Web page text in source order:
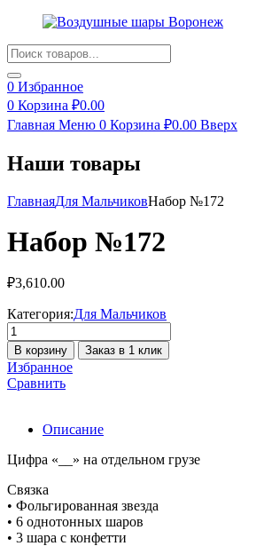
Products
search
0 Избранное
0 Корзина ₽0.00
Главная Меню 0 Корзина ₽0.00 Вверх
Наши товары
ГлавнаяДля МальчиковНабор №172
Набор №172
₽3,610.00
Категория:Для Мальчиков
Количество
товара
Набор
№172
В корзину Заказ в 1 клик
Избранное
Сравнить
Описание
Цифра «__» на отдельном грузе
Связка
• Фольгированная звезда
• 6 однотонных шаров
• 3 шара с конфетти